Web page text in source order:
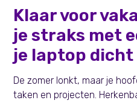
Persoonlijke
Klaar voor
je straks met
je laptop dicht
De zomer lonkt, maar je
taken en projecten.